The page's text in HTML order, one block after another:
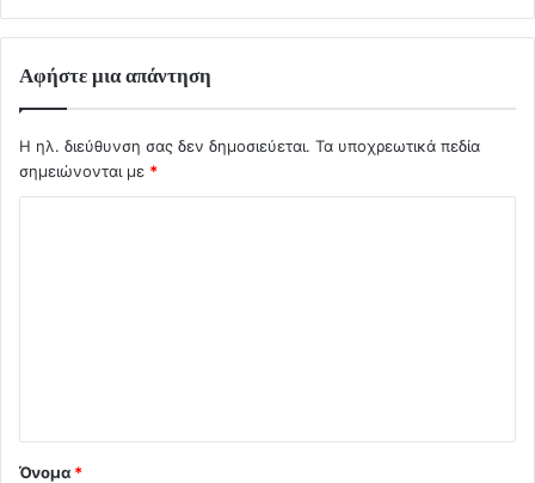
Αφήστε μια απάντηση
Η ηλ. διεύθυνση σας δεν δημοσιεύεται. Τα υποχρεωτικά πεδία
σημειώνονται με *
Όνομα *